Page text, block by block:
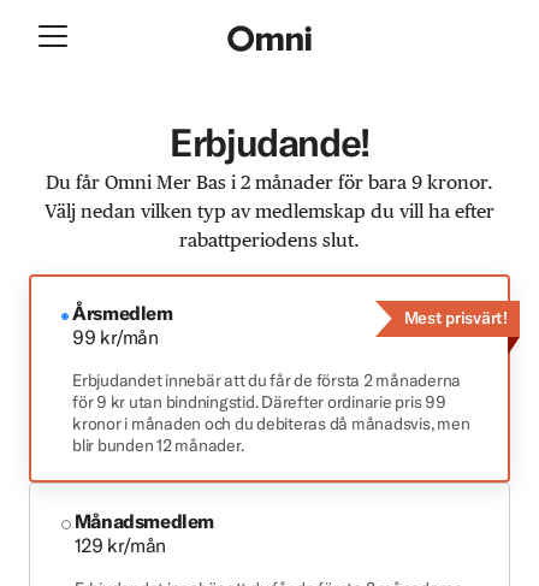
Erbjudande!
Du får Omni Mer Bas i 2 månader för bara 9 kronor.
Välj nedan vilken typ av medlemskap du vill ha efter
rabattperiodens slut.
Årsmedlem
99 kr/mån
Erbjudandet innebär att du får de första 2 månaderna
för 9 kr utan bindningstid. Därefter ordinarie pris 99
kronor i månaden och du debiteras då månadsvis, men
blir bunden 12 månader.
Mest prisvärt!
Månadsmedlem
129 kr/mån